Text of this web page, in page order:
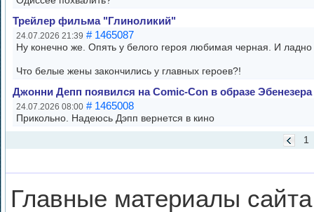
Трейлер фильма "Глиноликий"
24.07.2026 21:39 # 1465087
Ну конечно же. Опять у белого героя любимая черная. И ладно
Что белые жены закончились у главных героев?!
Джонни Депп появился на Comic-Con в образе
24.07.2026 08:00 # 1465008
Прикольно. Надеюсь Дэпп вернется в кино
1
Главные материалы